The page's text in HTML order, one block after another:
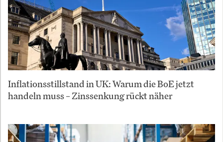
Inflationsstillstand in UK: Warum die BoE jetzt
handeln muss – Zinssenkung rückt näher